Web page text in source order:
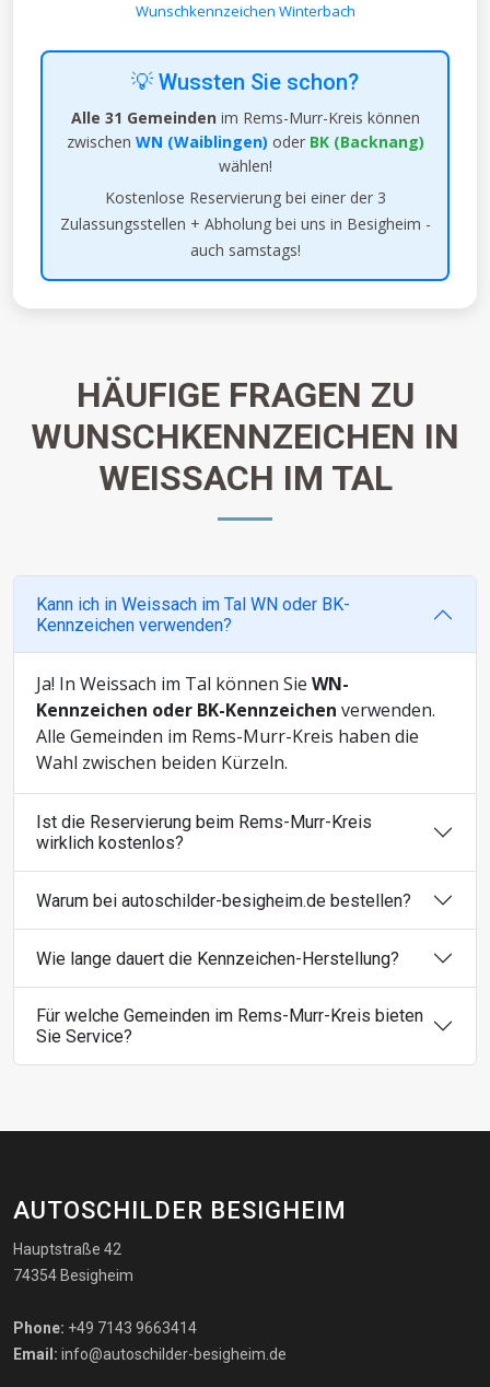
Wunschkennzeichen Winterbach
💡 Wussten Sie schon?
Alle 31 Gemeindenim Rems-Murr-Kreis können
zwischen WN (Waiblingen) oder BK (Backnang)
wählen!
Kostenlose Reservierung bei einer der 3
Zulassungsstellen + Abholung bei uns in Besigheim -
auch samstags!
HÄUFIGE FRAGEN ZU
WUNSCHKENNZEICHEN IN
WEISSACH IM TAL
Kann ich in Weissach im Tal WN oder BK-
Kennzeichen verwenden?
Ja! In Weissach im Tal können Sie WN-
Kennzeichen oder BK-Kennzeichen verwenden.
Alle Gemeinden im Rems-Murr-Kreis haben die
Wahl zwischen beiden Kürzeln.
Ist die Reservierung beim Rems-Murr-Kreis
wirklich kostenlos?
Warum bei autoschilder-besigheim.de bestellen?
Wie lange dauert die Kennzeichen-Herstellung?
Für welche Gemeinden im Rems-Murr-Kreis bieten
Sie Service?
AUTOSCHILDER BESIGHEIM
Hauptstraße 42
74354 Besigheim
Phone: +49 7143 9663414
Email: info@autoschilder-besigheim.de